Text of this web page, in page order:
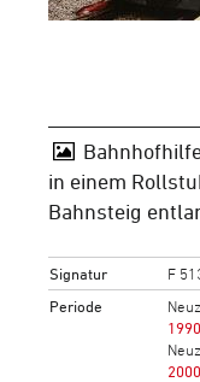
in einem
Bahnsteig
Signatur
F
Periode
1990
2000